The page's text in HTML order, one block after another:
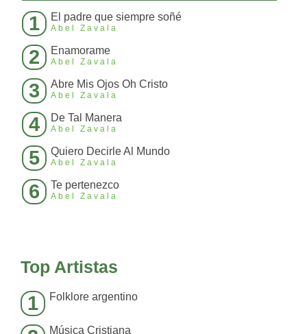
1 El padre que siempre soñé
Abel Zavala
2 Enamorame
Abel Zavala
3 Abre Mis Ojos Oh Cristo
Abel Zavala
4 De Tal Manera
Abel Zavala
5 Quiero Decirle Al Mundo
Abel Zavala
6 Te pertenezco
Abel Zavala
Top Artistas
1 Folklore argentino
Música Cristiana